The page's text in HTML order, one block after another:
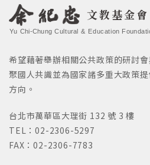
文教基金會
Yu Chi-Chung Cultural & Education
希望藉著舉辦相關公共政策的研討
聚國人共識並為國家諸多重大政策
方向。
台北市萬華區大理街 132 號 3 樓
TEL：02-2306-5297
FAX：02-2306-7783